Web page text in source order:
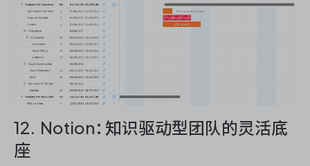
12. Notion：知识驱动型团队的灵活底
座